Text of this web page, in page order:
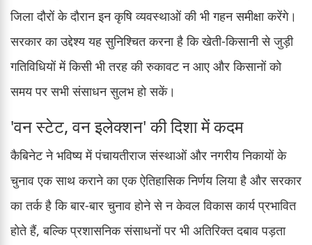
जिला दौरों के दौरान इन कृषि व्यवस्थाओं की भी गहन समीक्षा करेंगे।
सरकार का उद्देश्य यह सुनिश्चित करना है कि खेती-किसानी से जुड़ी
गतिविधियों में किसी भी तरह की रुकावट न आए और किसानों को
समय पर सभी संसाधन सुलभ हो सकें।
'वन स्टेट, वन इलेक्शन' की दिशा में कदम
कैबिनेट ने भविष्य में पंचायतीराज संस्थाओं और नगरीय निकायों के
चुनाव एक साथ कराने का एक ऐतिहासिक निर्णय लिया है और सरकार
का तर्क है कि बार-बार चुनाव होने से न केवल विकास कार्य प्रभावित
होते हैं, बल्कि प्रशासनिक संसाधनों पर भी अतिरिक्त दबाव पड़ता